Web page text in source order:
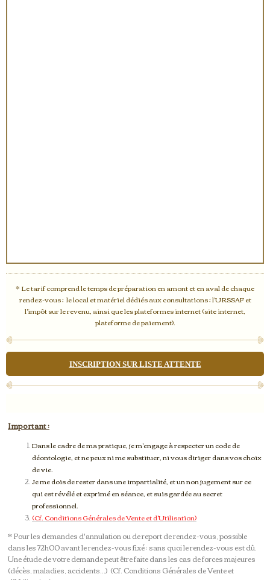
* Le tarif comprend le temps de préparation en amont et en aval de chaque
rendez-vous ; le local et matériel dédiés aux consultations ; l'URSSAF et
l'impôt sur le revenu, ainsi que les plateformes internet (site internet,
plateforme de paiement).
INSCRIPTION SUR LISTE ATTENTE
Important :
Dans le cadre de ma pratique, je m'engage à respecter un code de
déontologie, et ne peux ni me substituer, ni vous diriger dans vos choix
de vie.
Je me dois de rester dans une impartialité, et un non jugement sur ce
qui est révélé et exprimé en séance, et suis gardée au secret
professionnel.
(Cf. Conditions Générales de Vente et d'Utilisation)
* Pour les demandes d'annulation ou de report de rendez-vous, possible
dans les 72h00 avant le rendez-vous fixé ; sans quoi le rendez-vous est dû.
Une étude de votre demande peut être faite dans les cas de forces majeures
(décès, maladies, accidents...) (Cf. Conditions Générales de Vente et